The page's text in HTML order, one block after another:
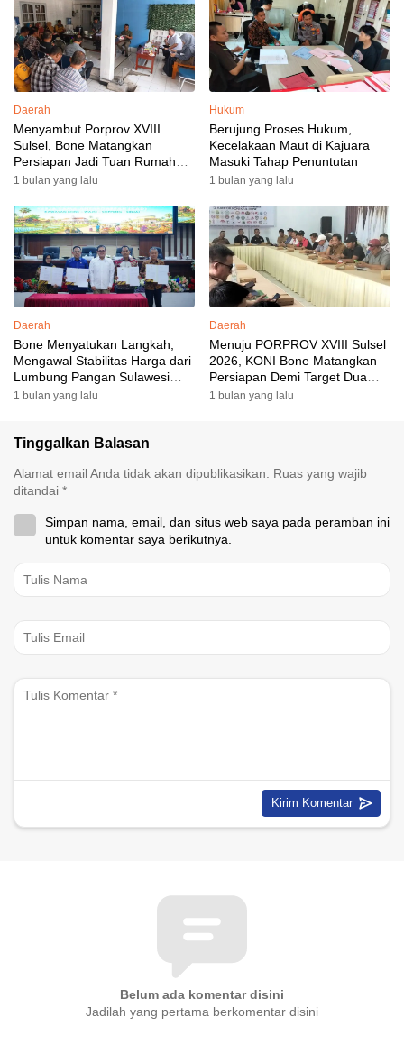
Daerah
Menyambut Porprov XVIII
Sulsel, Bone Matangkan
Persiapan Jadi Tuan Rumah
yang Berkesan: Wakil Bupati
Targetkan Venue dan
Akomodasi Rampung
1 bulan yang lalu
Hukum
Berujung Proses Hukum,
Kecelakaan Maut di Kajuara
Masuki Tahap Penuntutan
1 bulan yang lalu
Daerah
Bone Menyatukan Langkah,
Mengawal Stabilitas Harga dari
Lumbung Pangan Sulawesi
Selatan
1 bulan yang lalu
Daerah
Menuju PORPROV XVIII Sulsel
2026, KONI Bone Matangkan
Persiapan Demi Target Dua
Besar
1 bulan yang lalu
Tinggalkan Balasan
Alamat email Anda tidak akan dipublikasikan.
Ruas yang wajib
ditandai *
Simpan nama, email, dan situs web saya pada peramban ini
untuk komentar saya berikutnya.
Belum ada komentar disini
Jadilah yang pertama berkomentar disini